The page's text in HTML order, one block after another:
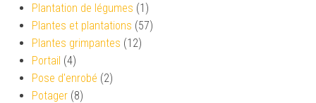
Plantation de légumes (1)
Plantes et plantations (57)
Plantes grimpantes (12)
Portail (4)
Pose d'enrobé (2)
Potager (8)